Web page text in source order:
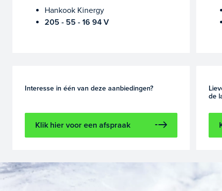
Hankook Kinergy
205 - 55 - 16 94 V
Interesse in één van deze aanbiedingen?
Klik hier voor een afspraak
de